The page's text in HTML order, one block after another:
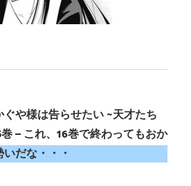
ぐや様は告らせたい ~天才たち
– これ、16巻で終わってもおか
だな・・・